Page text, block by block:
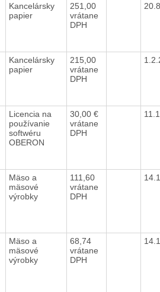
Kancelársky
papier
251,00
vrátane
DPH
Kancelársky
papier
215,00
vrátane
DPH
Licencia na
používanie
softwéru
OBERON
30,00 €
vrátane
DPH
Mäso a
mäsové
výrobky
111,60
vrátane
DPH
Mäso a
mäsové
výrobky
68,74
vrátane
DPH